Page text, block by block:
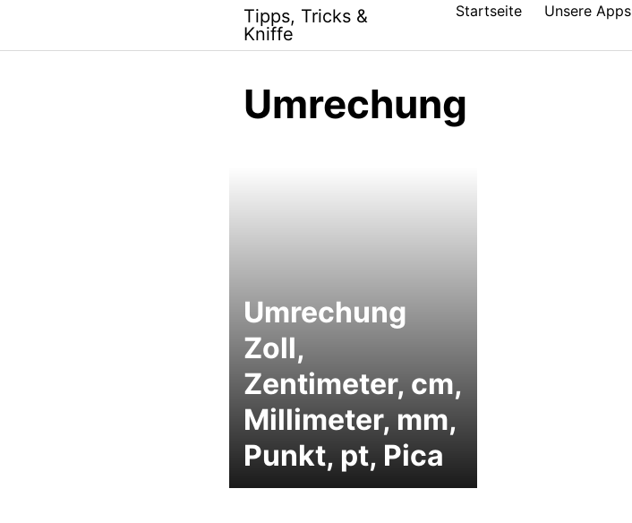
content
Tipps, Tricks &
Kniffe
Startseite Unsere Apps
Umrechung
Umrechung
Zoll,
Zentimeter, cm,
Millimeter, mm,
Punkt, pt, Pica